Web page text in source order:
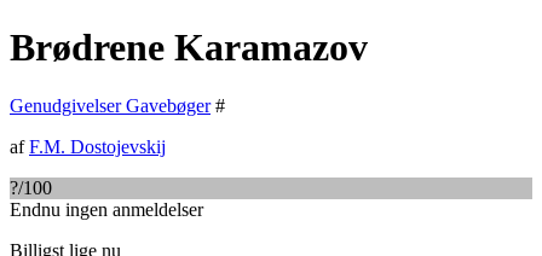
Brødrene Karamazov
Genudgivelser Gavebøger #
afF.M. Dostojevskij
?/100
Endnu ingen anmeldelser
Billigst lige nu